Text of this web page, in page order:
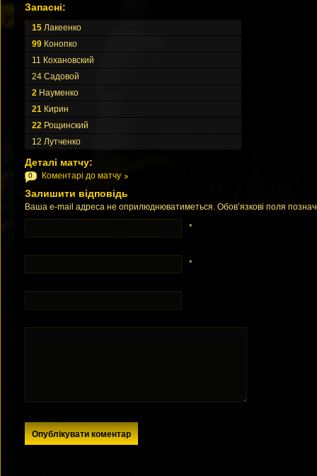
Запасні:
15 Лакеенко
99 Конопко
11 Кохановский
24 Садовой
2 Науменко
21 Кирин
22 Рощинский
12 Лутченко
Деталі матчу:
0 Коментарі до матчу
Залишити відповідь
Ваша e-mail адреса не оприлюднюватиметься. Обов’язкові поля
*
*